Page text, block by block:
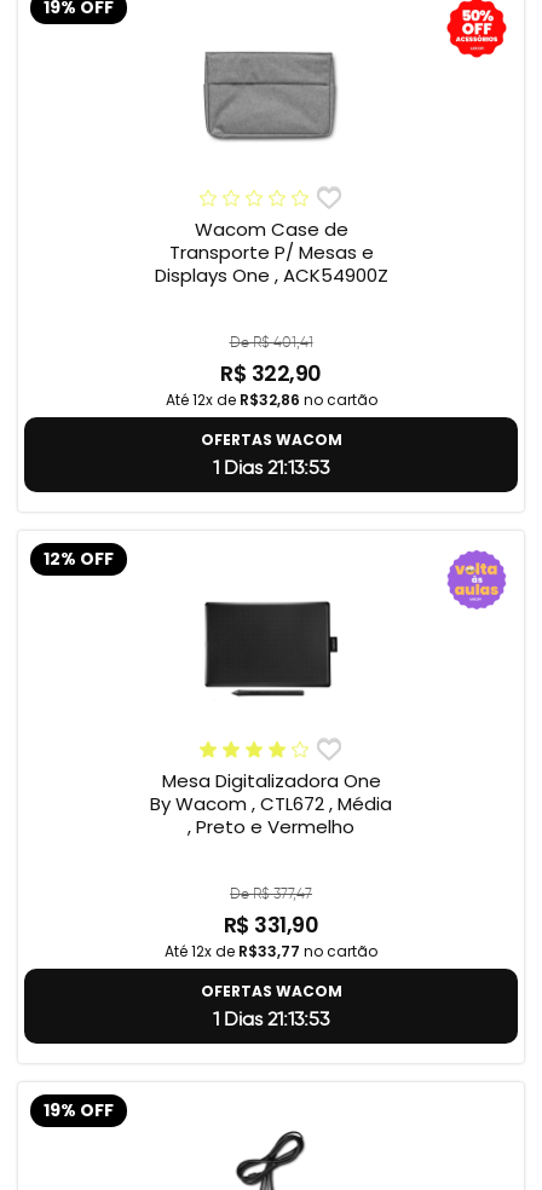
19% OFF
Wacom Case de
Transporte P/ Mesas e
Displays One , ACK54900Z
De R$ 401,41
R$ 322,90
Até 12x de R$32,86 no cartão
OFERTAS WACOM
1 Dias 21:13:52
12% OFF
Mesa Digitalizadora One
By Wacom , CTL672 , Média
, Preto e Vermelho
De R$ 377,47
R$ 331,90
Até 12x de R$33,77 no cartão
OFERTAS WACOM
1 Dias 21:13:52
19% OFF